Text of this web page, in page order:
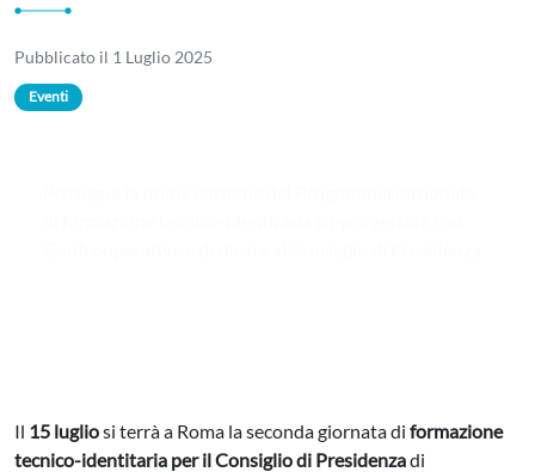
Pubblicato il 1 Luglio 2025
Eventi
Il 15 lugliosi terrà a Roma la seconda giornata di formazione
tecnico-identitaria per il Consiglio di Presidenzadi